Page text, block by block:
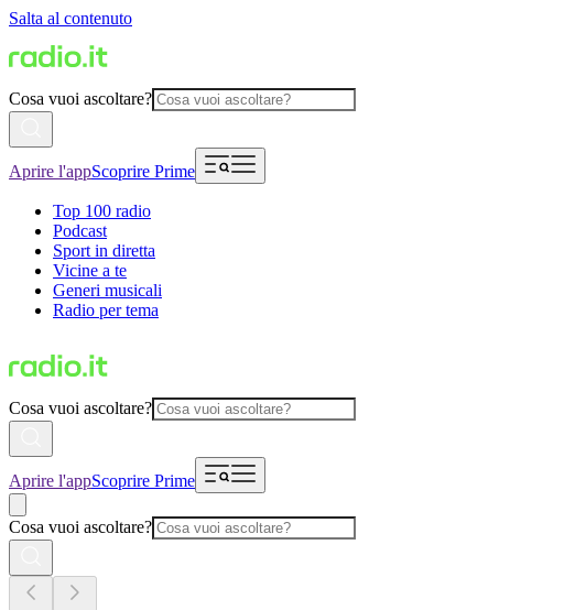
Salta al contenuto
Cosa vuoi ascoltare?
Aprire l'appScoprire Prime
Top 100 radio
Podcast
Sport in diretta
Vicine a te
Generi musicali
Radio per tema
Cosa vuoi ascoltare?
Aprire l'appScoprire Prime
Cosa vuoi ascoltare?